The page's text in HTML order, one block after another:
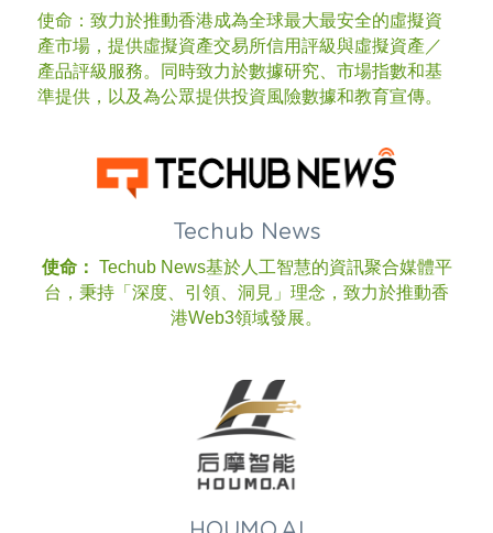
使命：致力於推動香港成為全球最大最安全的虛擬資
產市場，提供虛擬資產交易所信用評級與虛擬資產／
產品評級服務。同時致力於數據研究、市場指數和基
準提供，以及為公眾提供投資風險數據和教育宣傳。
Techub News
使命： Techub News基於人工智慧的資訊聚合媒體平
台，秉持「深度、引領、洞見」理念，致力於推動香
港Web3領域發展。